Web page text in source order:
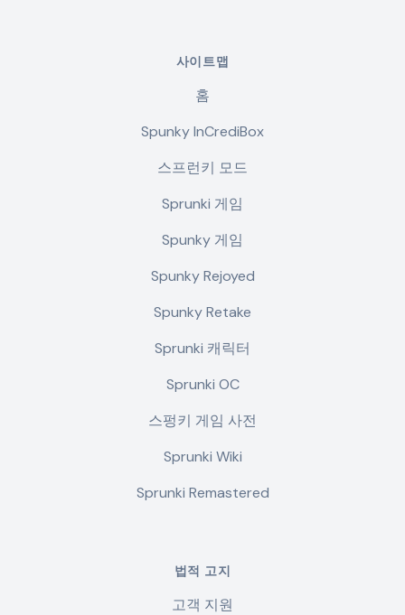
사이트맵
홈
Spunky InCrediBox
스프런키 모드
Sprunki 게임
Spunky 게임
Spunky Rejoyed
Spunky Retake
Sprunki 캐릭터
Sprunki OC
스펑키 게임 사전
Sprunki Wiki
Sprunki Remastered
법적 고지
고객 지원